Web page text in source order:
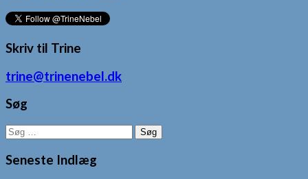
Skriv til Trine
trine@trinenebel.dk
Søg
Søg
efter:
Seneste Indlæg